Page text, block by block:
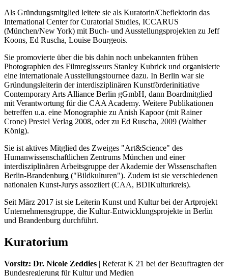
Als Gründungsmitglied leitete sie als Kuratorin/Cheflektorin das
International Center for Curatorial Studies, ICCARUS
(München/New York) mit Buch- und Ausstellungsprojekten zu Jeff
Koons, Ed Ruscha, Louise Bourgeois.
Sie promovierte über die bis dahin noch unbekannten frühen
Photographien des Filmregisseurs Stanley Kubrick und organisierte
eine internationale Ausstellungstournee dazu. In Berlin war sie
Gründungsleiterin der interdisziplinären Kunstförderinitiative
Contemporary Arts Alliance Berlin gGmbH, dann Boardmitglied
mit Verantwortung für die CAA Academy. Weitere Publikationen
betreffen u.a. eine Monographie zu Anish Kapoor (mit Rainer
Crone) Prestel Verlag 2008, oder zu Ed Ruscha, 2009 (Walther
König).
Sie ist aktives Mitglied des Zweiges "Art&Science" des
Humanwissenschaftlichen Zentrums München und einer
interdisziplinären Arbeitsgruppe der Akademie der Wissenschaften
Berlin-Brandenburg ("Bildkulturen"). Zudem ist sie verschiedenen
nationalen Kunst-Jurys assoziiert (CAA, BDIKulturkreis).
Seit März 2017 ist sie Leiterin Kunst und Kultur bei der Artprojekt
Unternehmensgruppe, die Kultur-Entwicklungsprojekte in Berlin
und Brandenburg durchführt.
Kuratorium
Vorsitz: Dr. Nicole Zeddies | Referat K 21 bei der Beauftragten der
Bundesregierung für Kultur und Medien